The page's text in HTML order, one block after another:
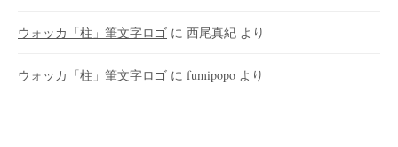
ウォッカ「柱」筆文字ロゴ に 西尾真紀 より
ウォッカ「柱」筆文字ロゴ に fumipopo より